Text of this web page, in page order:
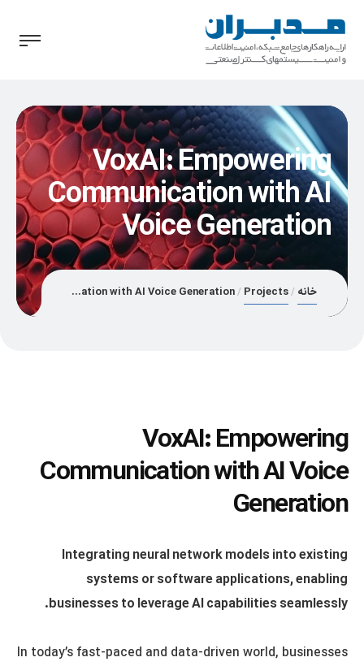
VoxAI: Empowering
Communication with AI
Voice Generation
خانه Projects
VoxAI: Empowering Communication with AI Voice Generation
VoxAI: Empowering
Communication with AI Voice
Generation
Integrating neural network models into existing
systems or software applications, enabling
businesses to leverage AI capabilities seamlessly.
In today’s fast-paced and data-driven world, businesses